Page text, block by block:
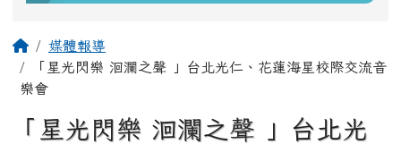
主內容區域
回首頁媒體報導
「星光閃樂 洄瀾之聲 」台北光仁、花蓮海星校際交流音
樂會
「星光閃樂 洄瀾之聲 」台北光